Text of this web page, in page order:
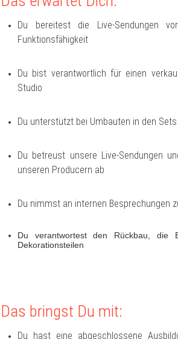
Du bereitest die Live-Sendungen
Funktionsfähigkeit
Du bist verantwortlich für einen
Studio
Du unterstützt bei Umbauten in den
Du betreust unsere Live-Sendungen
unseren Producern ab
Du nimmst an internen Besprechungen
Du verantwortest den Rückbau, die
Dekorationsteilen
Das bringst Du mit:
Du hast eine abgeschlossene